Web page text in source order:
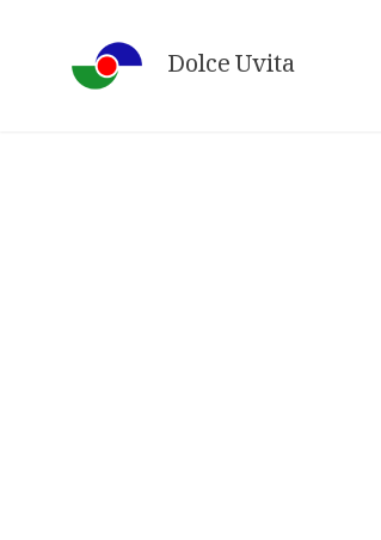
Dolce Uvita